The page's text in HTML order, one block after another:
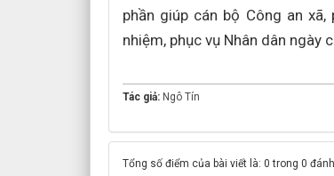
phần giúp cán bộ Công an
nhiệm, phục vụ Nhân dân
Tác giả: Ngô Tín
Tổng số điểm của bài viết là: 0 trong 0